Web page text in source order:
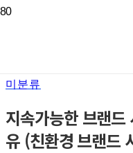
미분류
지속가능한 브랜
유 (친환경 브랜드